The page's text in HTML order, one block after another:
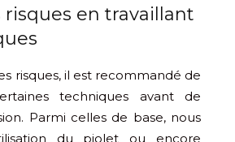
risques en travaillant
risques, il est recommandé de
techniques avant de
Parmi celles de base, nous
du piolet ou encore